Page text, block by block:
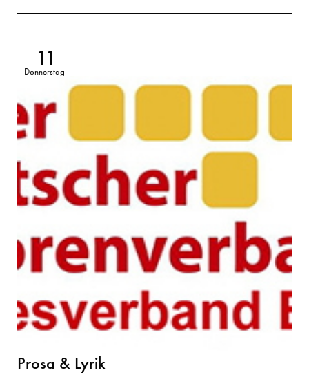
11
Donnerstag
Prosa & Lyrik